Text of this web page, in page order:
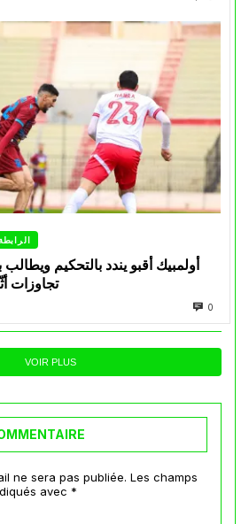
أولمبيك أقبو يندد بالتحكيم
تجاوزات
0
VOIR PLUS
ne sera pas publiée. Les champs
avec *